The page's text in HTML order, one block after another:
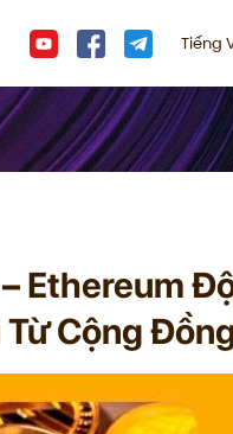
Tiếng
Ethereum
Cộng